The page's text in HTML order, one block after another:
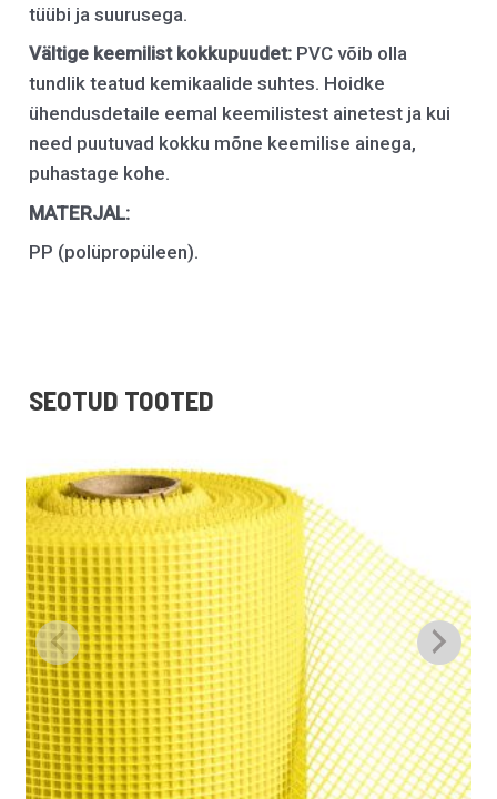
tüübi ja suurusega.
Vältige keemilist kokkupuudet: PVC võib olla
tundlik teatud kemikaalide suhtes. Hoidke
ühendusdetaile eemal keemilistest ainetest ja kui
need puutuvad kokku mõne keemilise ainega,
puhastage kohe.
MATERJAL:
PP (polüpropüleen).
SEOTUD TOOTED